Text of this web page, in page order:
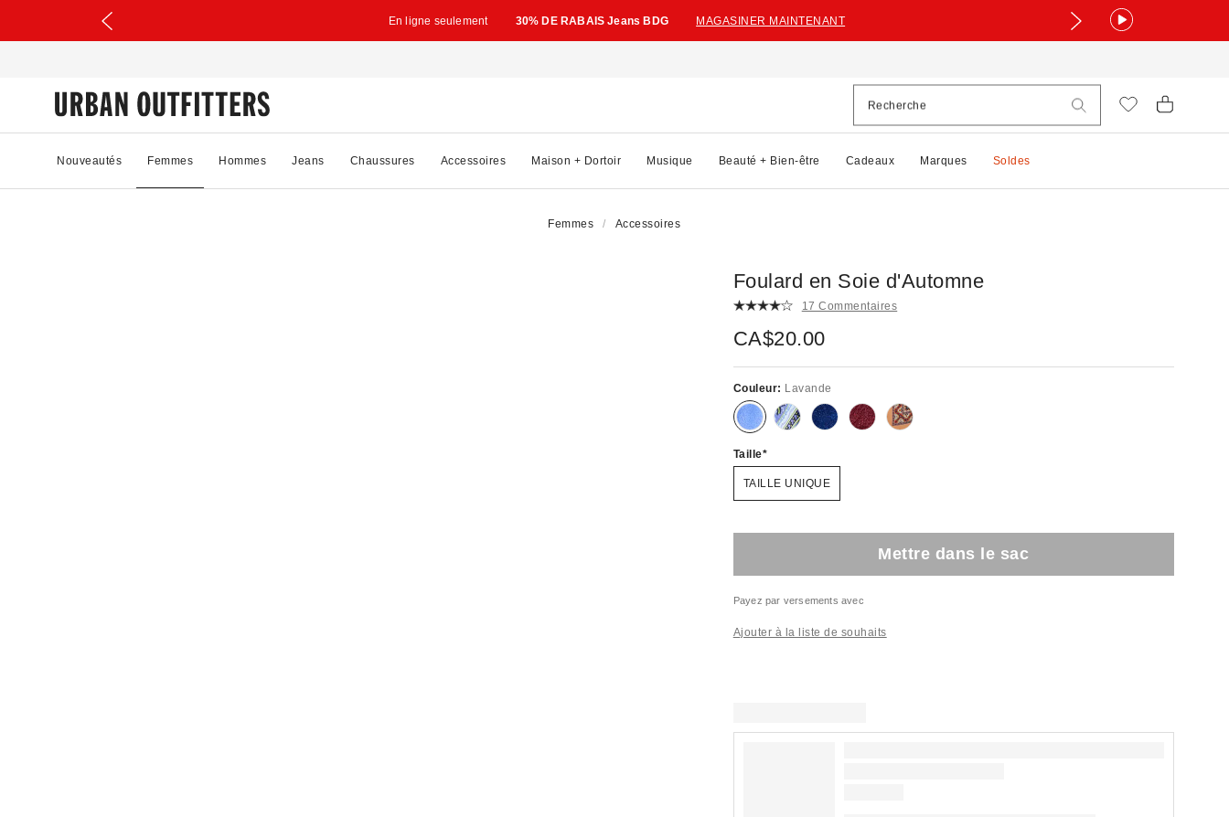
En ligne seulement 30% DE RABAIS Jeans BDG MAGASINER MAINTENANT
Nouveautés Femmes Hommes Jeans Chaussures Accessoires Maison + Dortoir Musique Beauté + Bien-être Cadeaux Marques Soldes
Femmes Accessoires
Foulard en Soie d'Automne
17 Commentaires
CA$20.00
Couleur: Lavande
Taille
TAILLE UNIQUE
Mettre dans le sac
Payez par versements avec
Ajouter à la liste de souhaits